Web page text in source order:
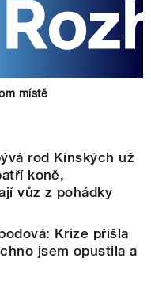
místě
rod Kinských už
koně,
vůz z pohádky
Krize přišla
jsem opustila a